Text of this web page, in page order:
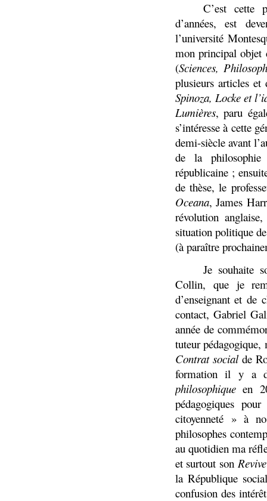
C’est cette
d’années, est
l’université
mon principal objet
(Sciences,
plusieurs articles
Spinoza, Locke et
Lumières, paru
s’intéresse à cette
demi-siècle avant
de la philosophie
républicaine ;
de thèse, le
Oceana, James
révolution
situation politique
(à paraître
Je souhaite
Collin, que je
d’enseignant et de
contact, Gabriel
année de
tuteur pédagogique,
Contrat socialde
formation il y a
philosophiqueen
pédagogiques
citoyenneté » à
philosophes
au quotidien ma
et surtout son
la République
confusion des